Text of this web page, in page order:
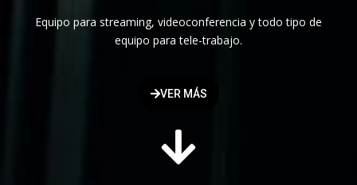
Equipo para streaming, videoconferencia y todo tipo de
equipo para tele-trabajo.
VER MÁS